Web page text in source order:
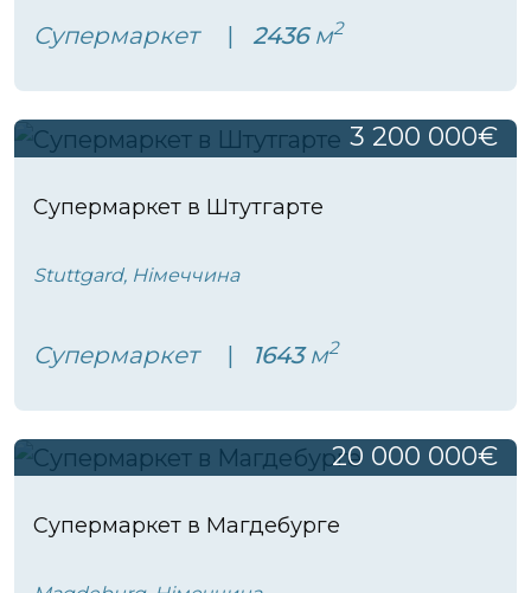
Супермаркет 2436м2
3 200 000€
Супермаркет в Штутгарте
Stuttgard, Німеччина
Супермаркет 1643м2
20 000 000€
Супермаркет в Магдебурге